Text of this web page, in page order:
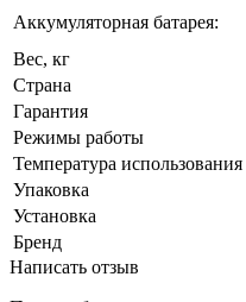
Аккумуляторная батарея:
Вес, кг
Страна
Гарантия
Режимы работы
Температура использования
Упаковка
Установка
Бренд
Написать отзыв